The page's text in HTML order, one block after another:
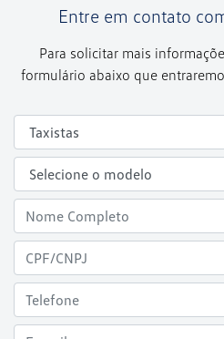
Entre em contato
Para solicitar mais
formulário abaixo que